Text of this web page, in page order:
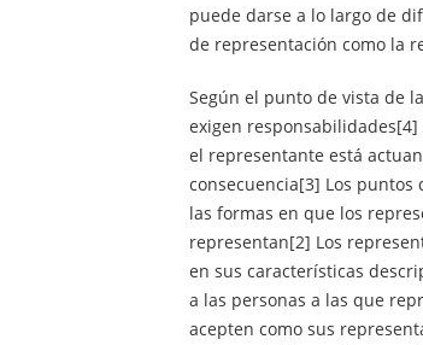
puede darse a lo largo de
de representación como la
Según el punto de vista de
exigen
el representante está
consecuencia[3] Los
las formas en que los
representan[2] Los
en sus características
a las personas a las que
acepten como sus